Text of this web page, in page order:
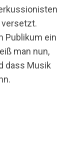
Publikum ein
man nun,
dass Musik